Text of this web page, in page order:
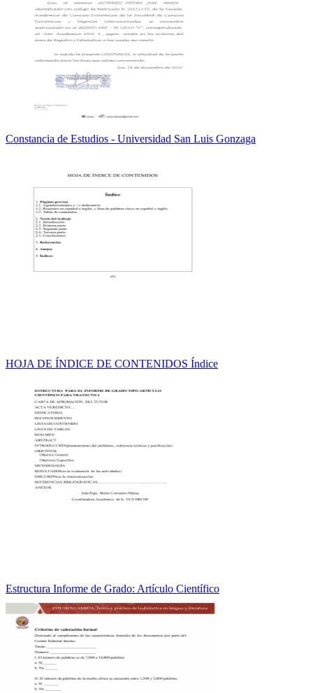
Constancia de Estudios - Universidad San Luis Gonzaga
HOJA DE ÍNDICE DE CONTENIDOS Índice
Estructura Informe de Grado: Artículo Científico